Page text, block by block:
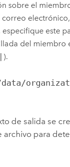
sobre el
este
del miembro
).
de salida se
para